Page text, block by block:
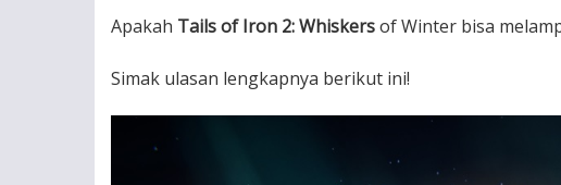
Apakah Tails of Iron 2: Whiskersof Winter bisa
Simak ulasan lengkapnya berikut ini!